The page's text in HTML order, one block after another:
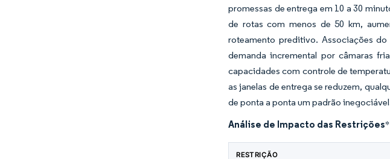
promessas de entrega em 10 a 30
de rotas com menos de 50 km,
roteamento preditivo. Associações
demanda incremental por câmaras
capacidades com controle de
as janelas de entrega se reduzem,
de ponta a ponta um padrão
Análise de Impacto das Restrições*
RESTRIÇÃO